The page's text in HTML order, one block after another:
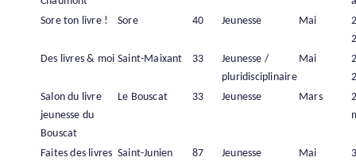
Sore ton livre !
Sore 40 Jeunesse Mai
Des livres & moi Saint-Maixant 33
Jeunesse /
pluridisciplinaire
Mai
Salon du livre
jeunesse du
Bouscat
Le Bouscat 33 Jeunesse Mars
Faites des livres Saint-Junien 87 Jeunesse Mai